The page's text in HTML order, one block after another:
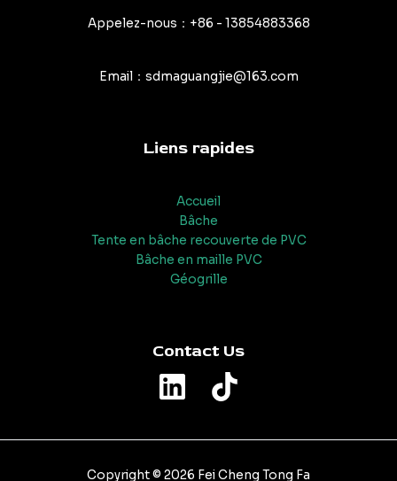
Appelez-nous：+86 - 13854883368
Email：sdmaguangjie@163.com
Liens rapides
Accueil
Bâche
Tente en bâche recouverte de PVC
Bâche en maille PVC
Géogrille
Contact Us
Copyright © 2026 Fei Cheng Tong Fa